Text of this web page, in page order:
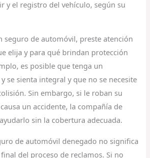
y el registro del vehículo, según su
seguro de automóvil, preste atención
elija y para qué brindan protección
es posible que tenga un
se sienta integral y que no se necesite
Sin embargo, si le roban su
un accidente, la compañía de
sin la cobertura adecuada.
de automóvil denegado no significa
del proceso de reclamos. Si no